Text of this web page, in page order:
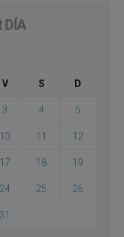
DÍA
V S D
3 4 5
10 11 12
17 18 19
24 25 26
31